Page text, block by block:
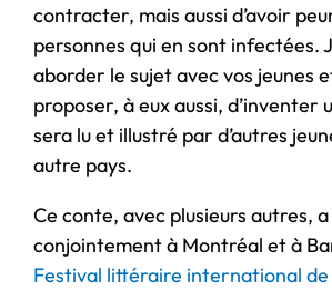
contracter, mais aussi d’avoir
personnes qui en sont infectées.
aborder le sujet avec vos jeunes
proposer, à eux aussi, d’inventer
sera lu et illustré par d’autres
autre pays.
Ce conte, avec plusieurs autres,
conjointement à Montréal et à
Festival littéraire international